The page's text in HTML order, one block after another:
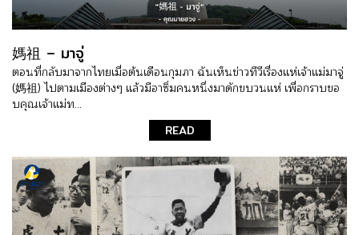
媽祖 – มาจู่
ตอนที่กลับมาจากไทยเมื่อต้นเดือนกุมภา ฉันเห็นข่าวทีวีเรื่องแห่เจ้าแม่มาจู่
(媽祖) ไปตามเมืองต่างๆ แล้วมีอาซิ่มคนหนึ่งมาดักขบวนแห่ เพื่อกราบขอ
บคุณเจ้าแม่ท...
READ